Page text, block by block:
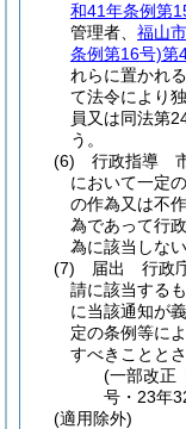
和41年条例第
管理者、 福山
条例第16号)第
れらに置かれ
て法令により
員又は同法第
う。
(6)
行政指導
において一定
の作為又は不
為であって行
為に該当しな
(7)
届出 行政
請に該当する
に当該通知が
定の条例等に
すべきことと
(一部改正
号・23年
(適用除外)